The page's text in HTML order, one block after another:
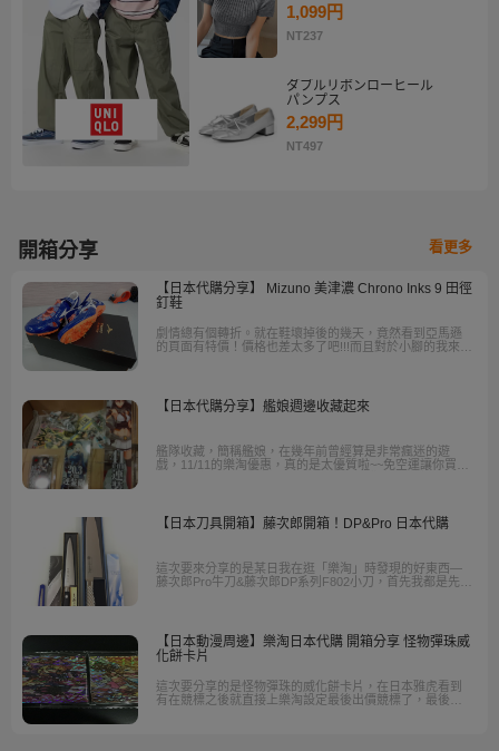
1,099円
NT237
ダブルリボンローヒール
パンプス
2,299円
NT497
開箱分享 看更多
【日本代購分享】 Mizuno 美津濃 Chrono Inks 9 田徑
釘鞋
劇情總有個轉折。就在鞋壞掉後的幾天，竟然看到亞馬遜
的頁面有特價！價格也差太多了吧!!!而且對於小腳的我來說
【日本代購分享】艦娘週邊收藏起來
艦隊收藏，簡稱艦娘，在幾年前曾經算是非常瘋迷的遊
戲，11/11的樂淘優惠，真的是太優質啦~~免空運讓你買到
【日本刀具開箱】藤次郎開箱！DP&Pro 日本代購
這次要來分享的是某日我在逛「樂淘」時發現的好東西—
藤次郎Pro牛刀&藤次郎DP系列F802小刀，首先我都是先從
【日本動漫周邊】樂淘日本代購 開箱分享 怪物彈珠威
化餅卡片
這次要分享的是怪物彈珠的威化餅卡片，在日本雅虎看到
有在競標之後就直接上樂淘設定最後出價競標了，最後也